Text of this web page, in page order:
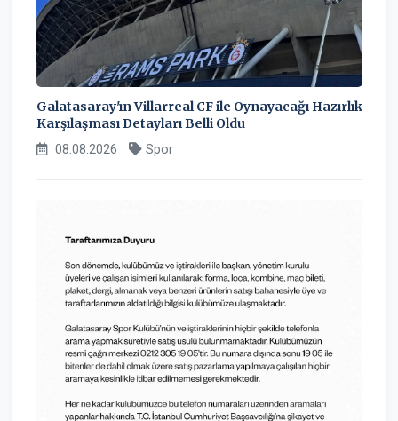
Galatasaray'ın Villarreal CF ile Oynayacağı Hazırlık
Karşılaşması Detayları Belli Oldu
08.08.2026 Spor